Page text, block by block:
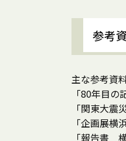
参考
主な参考資
「80年目
「関東大
「企画展横
「報告書